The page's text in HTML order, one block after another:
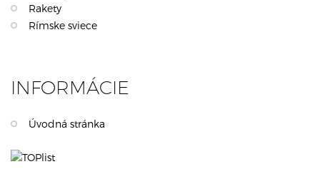
Rakety
Rímske sviece
INFORMÁCIE
Úvodná stránka